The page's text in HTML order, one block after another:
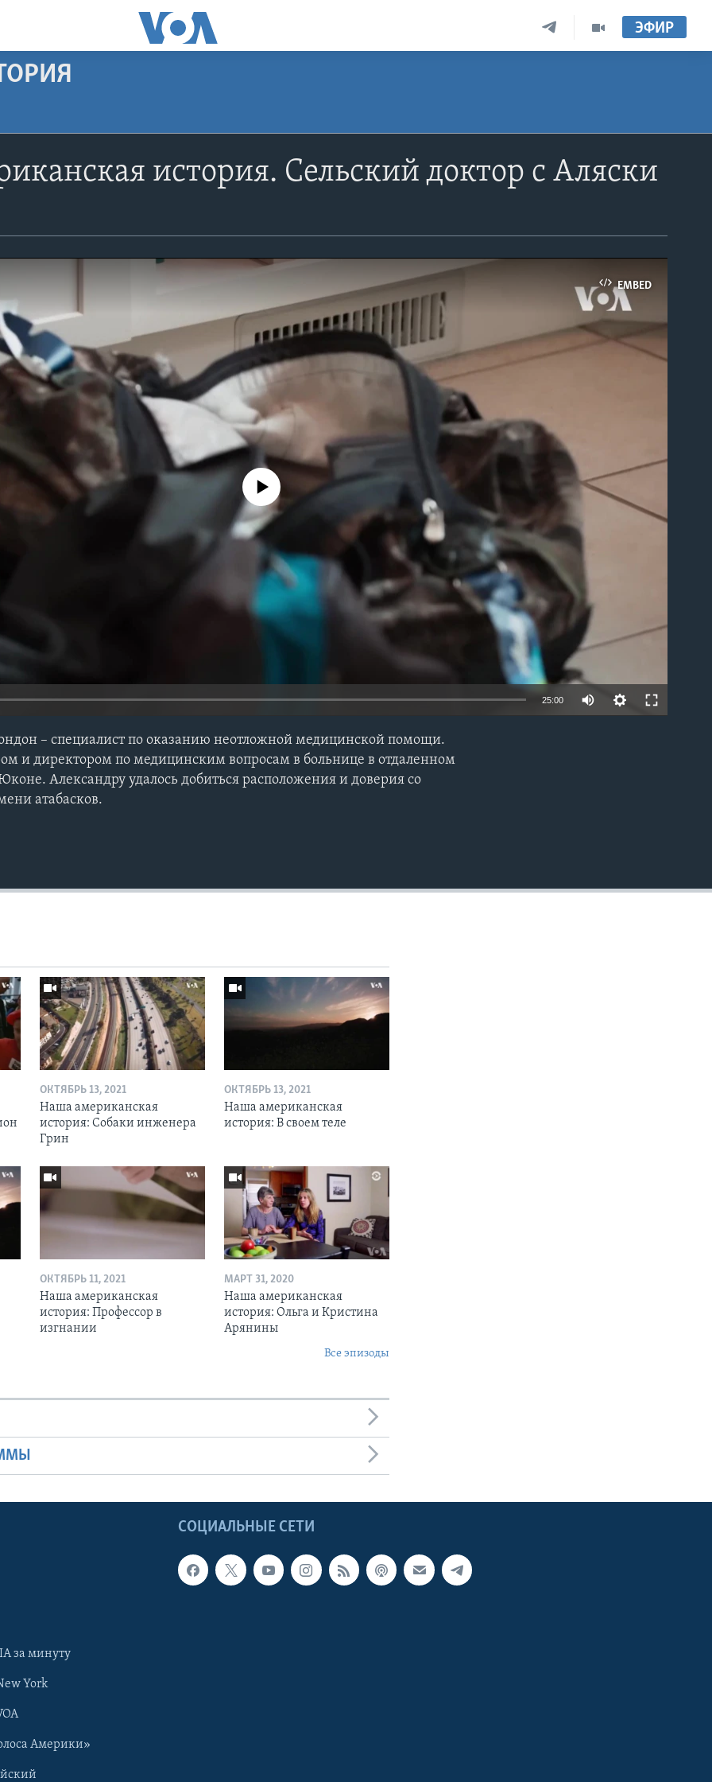
ЭФИР
история. Сельский доктор c Аляски
EMBED
No media source currently available
25:00
– специалист по оказанию неотложной медицинской помощи.
и директором по медицинским вопросам в больнице в отдаленном
Александру удалось добиться расположения и доверия со
атабасков.
ОКТЯБРЬ 13, 2021
Наша американская
история: Собаки инженера
Грин
ОКТЯБРЬ 13, 2021
Наша американская
история: В своем теле
ОКТЯБРЬ 11, 2021
Наша американская
история: Профессор в
изгнании
МАРТ 31, 2020
Наша американская
история: Ольга и Кристина
Арянины
Все эпизоды
СОЦИАЛЬНЫЕ СЕТИ
за минуту
York
Америки»